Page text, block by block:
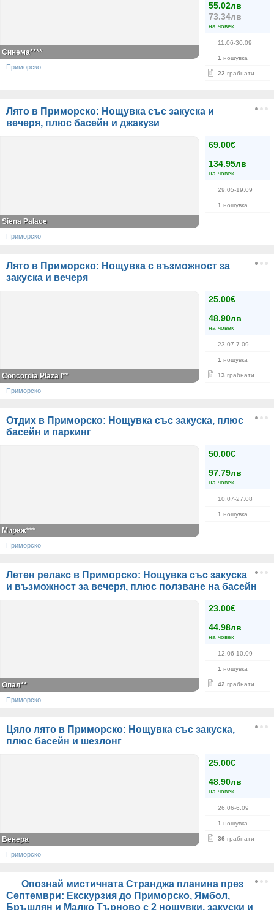
55.02лв
73.34лв
на човек
11.06-30.09
1 нощувка
22 грабнати
Синема****
Приморско
Лято в Приморско: Нощувка със закуска и
вечеря, плюс басейн и джакузи
69.00€
134.95лв
на човек
29.05-19.09
1 нощувка
Siena Palace
Приморско
Лято в Приморско: Нощувка с възможност за
закуска и вечеря
25.00€
48.90лв
на човек
23.07-7.09
1 нощувка
13 грабнати
Concordia Plaza I**
Приморско
Отдих в Приморско: Нощувка със закуска, плюс
басейн и паркинг
50.00€
97.79лв
на човек
10.07-27.08
1 нощувка
Мираж***
Приморско
Летен релакс в Приморско: Нощувка със закуска
и възможност за вечеря, плюс ползване на басейн
23.00€
44.98лв
на човек
12.06-10.09
1 нощувка
42 грабнати
Опал**
Приморско
Цяло лято в Приморско: Нощувка със закуска,
плюс басейн и шезлонг
25.00€
48.90лв
на човек
26.06-6.09
1 нощувка
36 грабнати
Венера
Приморско
Опознай мистичната Странджа планина през
Септември: Екскурзия до Приморско, Ямбол,
Бръшлян и Малко Търново с 2 нощувки, закуски и